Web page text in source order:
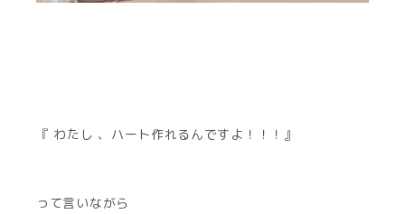
『 わたし 、ハート作れるんですよ！！！』
って言いながら